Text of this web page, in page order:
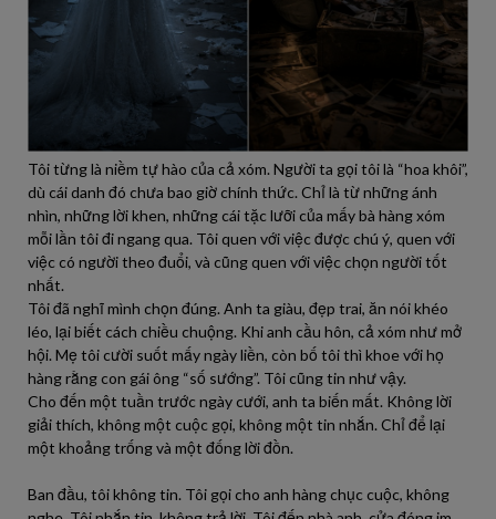
Tôi từng là niềm tự hào của cả xóm. Người ta gọi tôi là “hoa khôi”,
dù cái danh đó chưa bao giờ chính thức. Chỉ là từ những ánh
nhìn, những lời khen, những cái tặc lưỡi của mấy bà hàng xóm
mỗi lần tôi đi ngang qua. Tôi quen với việc được chú ý, quen với
việc có người theo đuổi, và cũng quen với việc chọn người tốt
nhất.
Tôi đã nghĩ mình chọn đúng. Anh ta giàu, đẹp trai, ăn nói khéo
léo, lại biết cách chiều chuộng. Khi anh cầu hôn, cả xóm như mở
hội. Mẹ tôi cười suốt mấy ngày liền, còn bố tôi thì khoe với họ
hàng rằng con gái ông “số sướng”. Tôi cũng tin như vậy.
Cho đến một tuần trước ngày cưới, anh ta biến mất. Không lời
giải thích, không một cuộc gọi, không một tin nhắn. Chỉ để lại
một khoảng trống và một đống lời đồn.
Ban đầu, tôi không tin. Tôi gọi cho anh hàng chục cuộc, không